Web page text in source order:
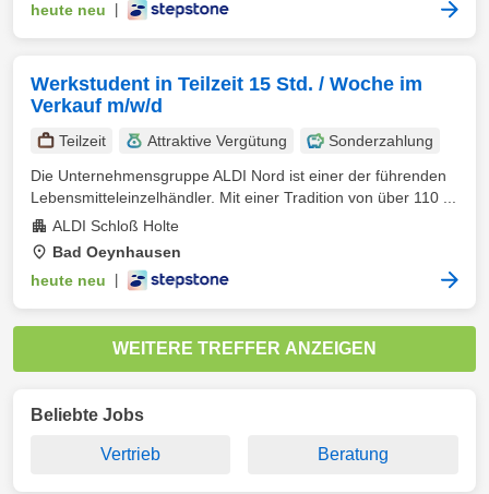
heute neu
Werkstudent in Teilzeit 15 Std. / Woche im
Verkauf m/w/d
Teilzeit Attraktive Vergütung
Sonderzahlung
Die Unternehmensgruppe ALDI Nord ist einer der führenden
Lebensmitteleinzelhändler. Mit einer Tradition von über 110 ...
ALDI Schloß Holte
Bad Oeynhausen
heute neu
WEITERE TREFFER ANZEIGEN
Beliebte Jobs
Vertrieb Beratung